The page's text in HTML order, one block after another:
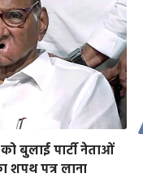
बुलाई पार्टी नेताओं
शपथ पत्र लाना